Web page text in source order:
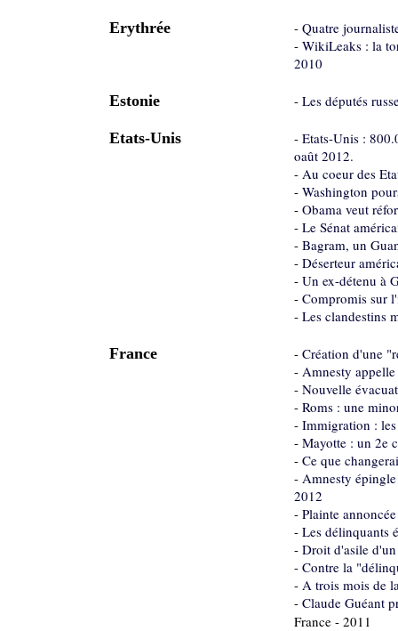
Erythrée - Quatre
- WikiLeaks : la
2010
Estonie - Les députés
Etats-Unis - Etats-Unis :
oaût 2012.
- Au coeur des
- Washington
- Obama veut
- Le Sénat
- Bagram, un
- Déserteur
- Un ex-détenu à
- Compromis sur
- Les clandestins
France - Création d'une
- Amnesty appelle
- Nouvelle
- Roms : une
- Immigration :
- Mayotte : un 2e
- Ce que
- Amnesty
2012
- Plainte
- Les délinquants
- Droit d'asile
- Contre la
- A trois mois de
- Claude Guéant
France - 2011